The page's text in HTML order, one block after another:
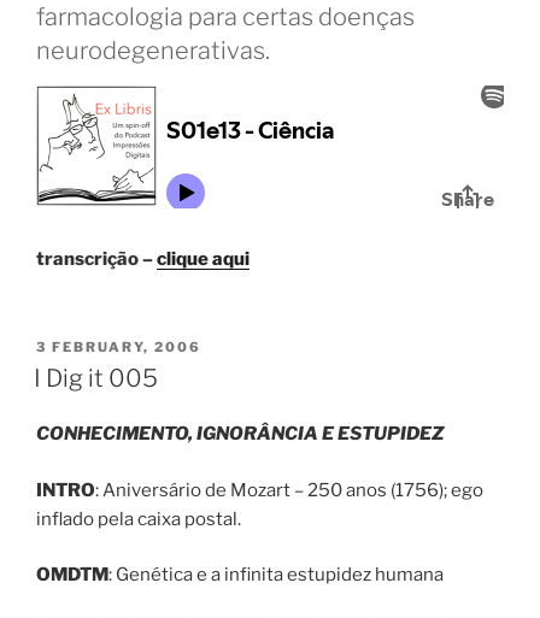
farmacologia para certas doenças
neurodegenerativas.
transcrição –clique aqui
POSTED
ON
3 FEBRUARY, 2006
I Dig it 005
CONHECIMENTO, IGNORÂNCIA E ESTUPIDEZ
INTRO: Aniversário de Mozart – 250 anos (1756); ego
inflado pela caixa postal.
OMDTM: Genética e a infinita estupidez humana